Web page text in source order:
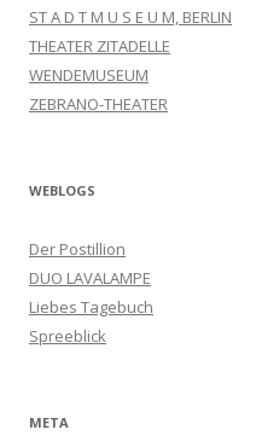
ST A D T M U S E U M, BERLIN
THEATER ZITADELLE
WENDEMUSEUM
ZEBRANO-THEATER
WEBLOGS
Der Postillion
DUO LAVALAMPE
Liebes Tagebuch
Spreeblick
META